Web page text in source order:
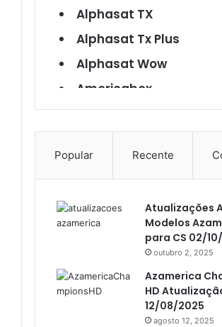
Alphasat TX
Alphasat Tx Plus
Alphasat Wow
Americabox
Americabox S101
Americabox S105 Plus
Americabox S205 Plus
Americabox S305 Plus
Atacado Games
Popular Recente
Atualizações
Modelos
para CS 02/
outubro 2, 2025
Azamerica
HD
12/08/2025
agosto 12, 2025